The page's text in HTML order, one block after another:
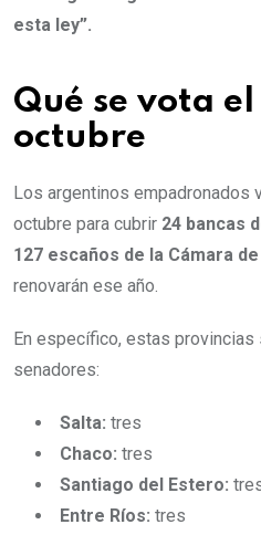
esta ley”.
Qué se vota
octubre
Los argentinos empadronados
octubre para cubrir 24 bancas
127 escaños de la Cámara
renovarán ese año.
En específico, estas provincias
senadores:
Salta: tres
Chaco: tres
Santiago del Estero:
Entre Ríos: tres